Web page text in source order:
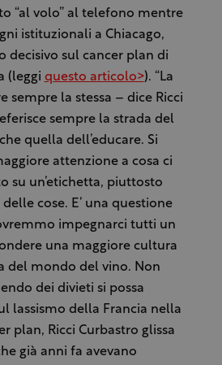
“al volo” al telefono mentre
istituzionali a Chiacago,
decisivo sul cancer plan di
(leggi questo articolo>). “La
sempre la stessa – dice Ricci
sempre la strada del
quella dell’educare. Si
attenzione a cosa ci
su un’etichetta, piuttosto
cose. E’ una questione
impegnarci tutti un
una maggiore cultura
del mondo del vino. Non
dei divieti si possa
lassismo della Francia nella
plan, Ricci Curbastro glissa
già anni fa avevano